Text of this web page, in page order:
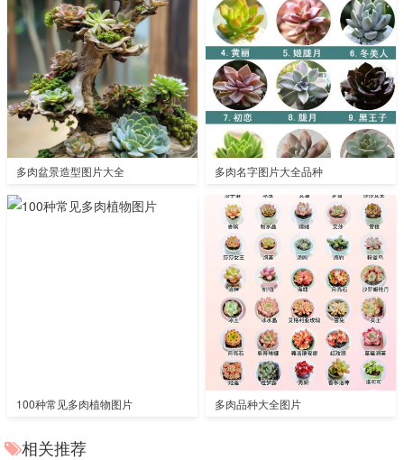
多肉盆景造型图片大全 多肉名字图片大全品种
100种常见多肉植物图片 多肉品种大全图片
相关推荐